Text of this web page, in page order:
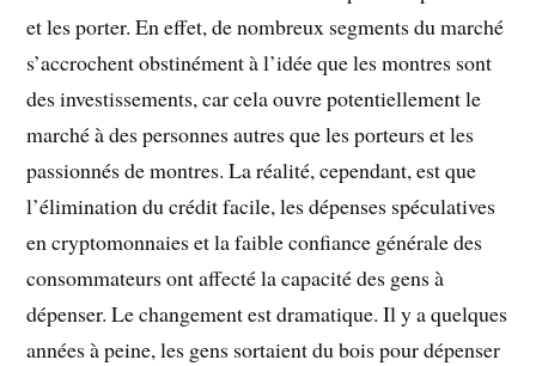
et les porter. En effet, de nombreux segments du marché
s’accrochent obstinément à l’idée que les montres sont
des investissements, car cela ouvre potentiellement le
marché à des personnes autres que les porteurs et les
passionnés de montres. La réalité, cependant, est que
l’élimination du crédit facile, les dépenses spéculatives
en cryptomonnaies et la faible confiance générale des
consommateurs ont affecté la capacité des gens à
dépenser. Le changement est dramatique. Il y a quelques
années à peine, les gens sortaient du bois pour dépenser